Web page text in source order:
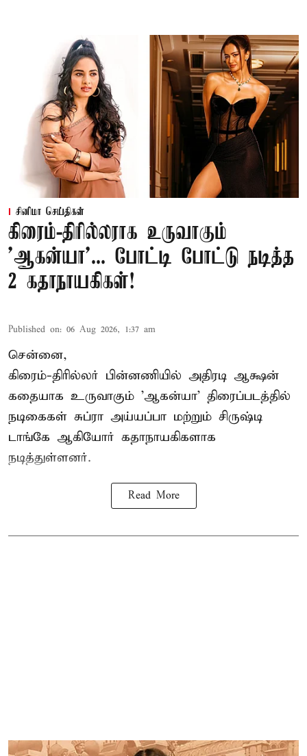
சினிமா செய்திகள்
கிரைம்-திரில்லராக உருவாகும்
'ஆகன்யா'... போட்டி போட்டு நடித்த
2 கதாநாயகிகள்!
Published on: 06 Aug 2026, 1:37 am
சென்னை,
கிரைம்-திரில்லர் பின்னணியில் அதிரடி ஆக்ஷன்
கதையாக உருவாகும் 'ஆகன்யா' திரைப்படத்தில்
நடிகைகள் சுப்ரா அய்யப்பா மற்றும் சிருஷ்டி
டாங்கே ஆகியோர் கதாநாயகிகளாக
நடித்துள்ளனர்.
Read More